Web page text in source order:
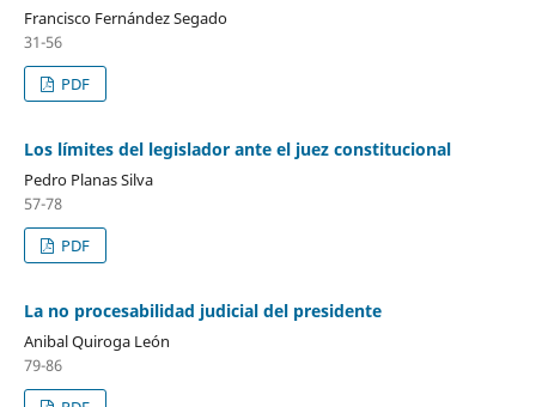
Francisco Fernández Segado
31-56
PDF
Los límites del legislador ante el juez constitucional
Pedro Planas Silva
57-78
PDF
La no procesabilidad judicial del presidente
Anibal Quiroga León
79-86